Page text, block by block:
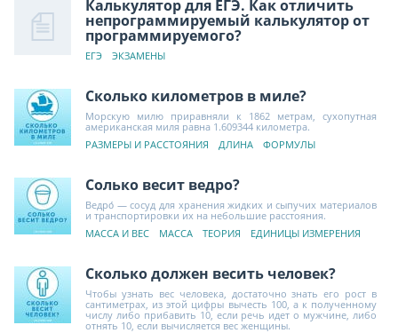
Калькулятор для ЕГЭ. Как отличить
непрограммируемый калькулятор от
программируемого?
ЕГЭ ЭКЗАМЕНЫ
Сколько километров в миле?
Морскую милю приравняли к 1862 метрам, сухопутная
американская миля равна 1.609344 километра.
РАЗМЕРЫ И РАССТОЯНИЯ
ДЛИНА ФОРМУЛЫ
Солько весит ведро?
Ведро́ — сосуд для хранения жидких и сыпучих материалов
и транспортировки их на небольшие расстояния.
МАССА И ВЕС
МАССА ТЕОРИЯ ЕДИНИЦЫ ИЗМЕРЕНИЯ
Сколько должен весить человек?
Чтобы узнать вес человека, достаточно знать его рост в
сантиметрах, из этой цифры вычесть 100, а к полученному
числу либо прибавить 10, если речь идет о мужчине, либо
отнять 10, если вычисляется вес женщины.